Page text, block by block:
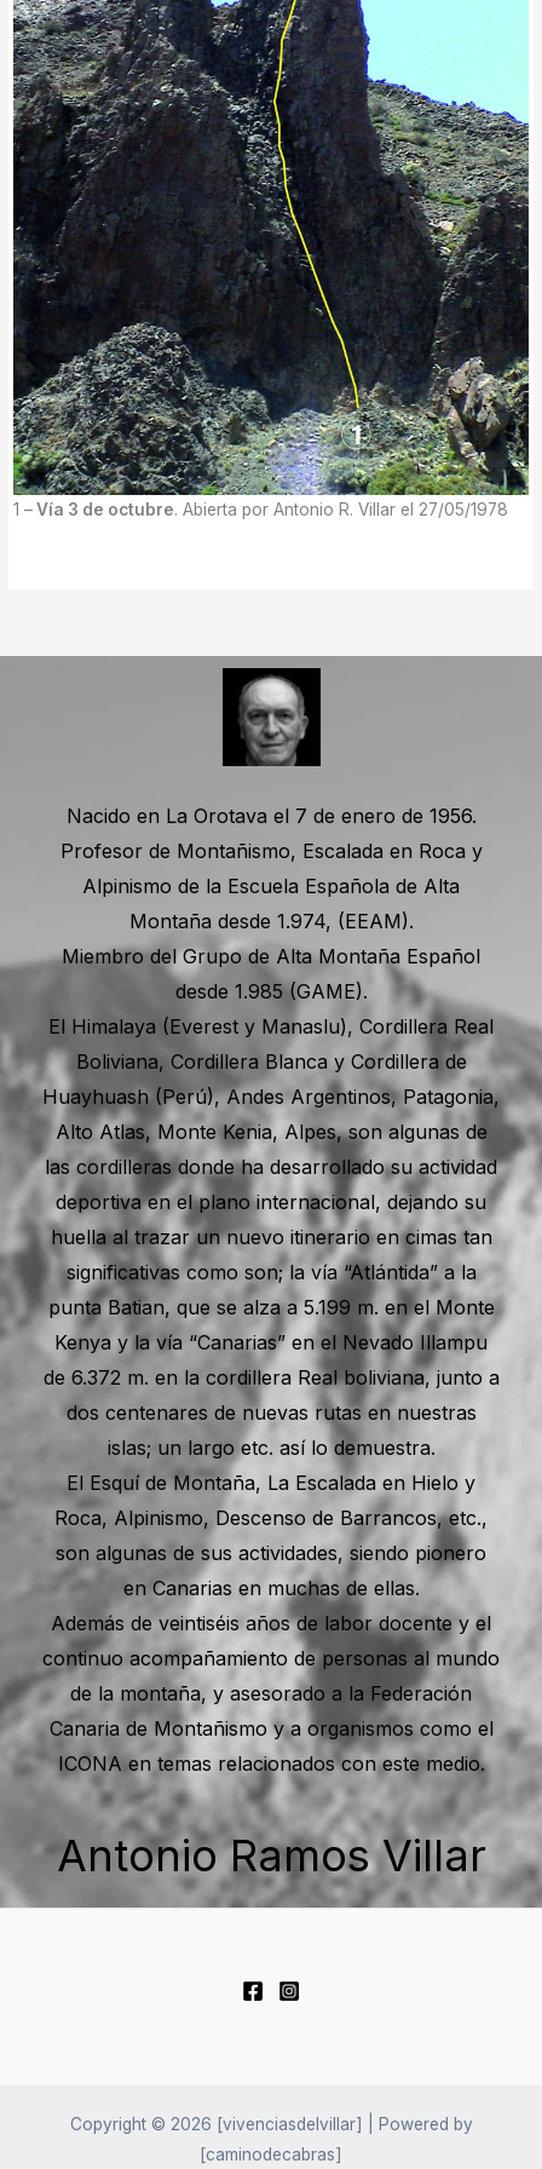
1 –Vía 3 de octubre. Abierta por Antonio R. Villar el 27/05/1978
Nacido en La Orotava el 7 de enero de 1956.
Profesor de Montañismo, Escalada en Roca y
Alpinismo de la Escuela Española de Alta
Montaña desde 1.974, (EEAM).
Miembro del Grupo de Alta Montaña Español
desde 1.985 (GAME).
El Himalaya (Everest y Manaslu), Cordillera Real
Boliviana, Cordillera Blanca y Cordillera de
Huayhuash (Perú), Andes Argentinos, Patagonia,
Alto Atlas, Monte Kenia, Alpes, son algunas de
las cordilleras donde ha desarrollado su actividad
deportiva en el plano internacional, dejando su
huella al trazar un nuevo itinerario en cimas tan
significativas como son; la vía “Atlántida” a la
punta Batian, que se alza a 5.199 m. en el Monte
Kenya y la vía “Canarias” en el Nevado Illampu
de 6.372 m. en la cordillera Real boliviana, junto a
dos centenares de nuevas rutas en nuestras
islas; un largo etc. así lo demuestra.
El Esquí de Montaña, La Escalada en Hielo y
Roca, Alpinismo, Descenso de Barrancos, etc.,
son algunas de sus actividades, siendo pionero
en Canarias en muchas de ellas.
Además de veintiséis años de labor docente y el
continuo acompañamiento de personas al mundo
de la montaña, y asesorado a la Federación
Canaria de Montañismo y a organismos como el
ICONA en temas relacionados con este medio.
Antonio Ramos Villar
Copyright © 2026 [vivenciasdelvillar] | Powered by
[caminodecabras]